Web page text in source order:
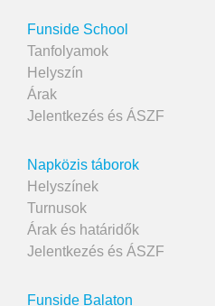
Funside School
Tanfolyamok
Helyszín
Árak
Jelentkezés és ÁSZF
Napközis táborok
Helyszínek
Turnusok
Árak és határidők
Jelentkezés és ÁSZF
Funside Balaton